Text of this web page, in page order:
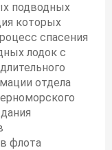
подводных
которых
спасения
лодок с
отдела
флота